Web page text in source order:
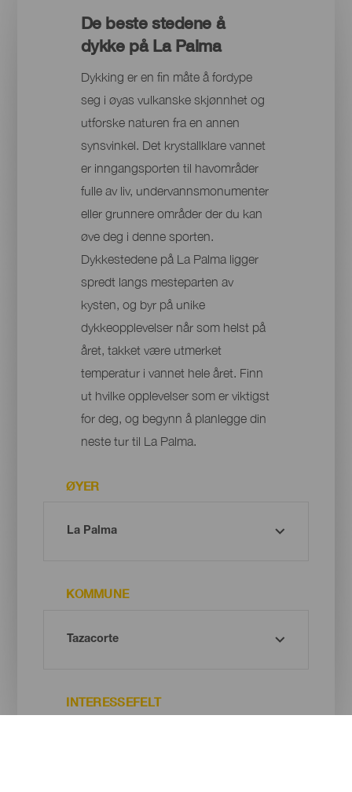
De beste stedene å
dykke på La Palma
Dykking er en fin måte å fordype
seg i øyas vulkanske skjønnhet og
utforske naturen fra en annen
synsvinkel. Det krystallklare vannet
er inngangsporten til havområder
fulle av liv, undervannsmonumenter
eller grunnere områder der du kan
øve deg i denne sporten.
Dykkestedene på La Palma ligger
spredt langs mesteparten av
kysten, og byr på unike
dykkeopplevelser når som helst på
året, takket være utmerket
temperatur i vannet hele året. Finn
ut hvilke opplevelser som er viktigst
for deg, og begynn å planlegge din
neste tur til La Palma.
ØYER
KOMMUNE
INTERESSEFELT